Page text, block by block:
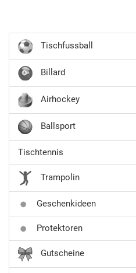
Tischfussball
Billard
Airhockey
Ballsport
Tischtennis
Trampolin
Geschenkideen
Protektoren
Gutscheine